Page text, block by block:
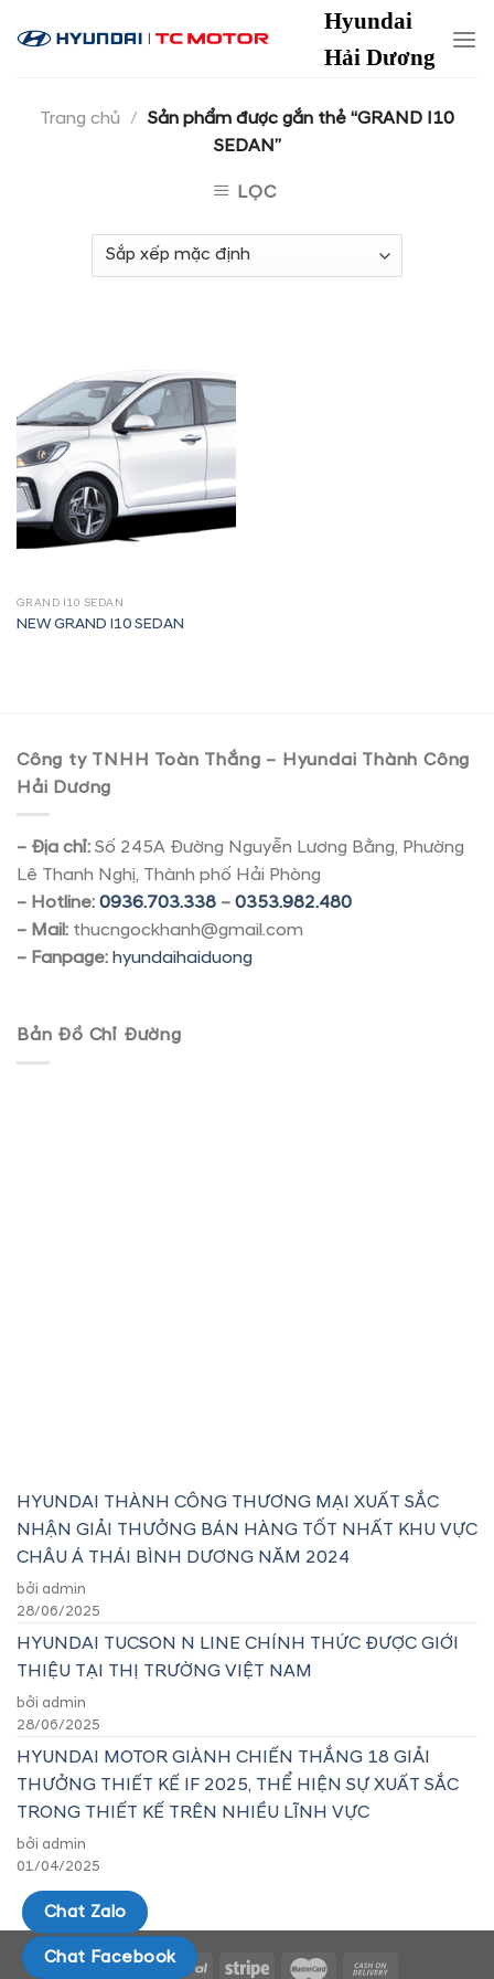
Chat Zalo
Chat Facebook
to
Hyundai
Hải Dương
Trang chủ / Sản phẩm được gắn thẻ “GRAND I10
SEDAN”
LỌC
GRAND I10 SEDAN
NEW GRAND I10 SEDAN
Công ty TNHH Toàn Thắng – Hyundai Thành Công
Hải Dương
– Địa chỉ: Số 245A Đường Nguyễn Lương Bằng, Phường
Lê Thanh Nghị, Thành phố Hải Phòng
– Hotline: 0936.703.338 – 0353.982.480
– Mail: thucngockhanh@gmail.com
– Fanpage: hyundaihaiduong
Bản Đồ Chỉ Đường
HYUNDAI THÀNH CÔNG THƯƠNG MẠI XUẤT SẮC
NHẬN GIẢI THƯỞNG BÁN HÀNG TỐT NHẤT KHU VỰC
CHÂU Á THÁI BÌNH DƯƠNG NĂM 2024
bởi admin
28/06/2025
HYUNDAI TUCSON N LINE CHÍNH THỨC ĐƯỢC GIỚI
THIỆU TẠI THỊ TRƯỜNG VIỆT NAM
bởi admin
28/06/2025
HYUNDAI MOTOR GIÀNH CHIẾN THẮNG 18 GIẢI
THƯỞNG THIẾT KẾ IF 2025, THỂ HIỆN SỰ XUẤT SẮC
TRONG THIẾT KẾ TRÊN NHIỀU LĨNH VỰC
bởi admin
01/04/2025